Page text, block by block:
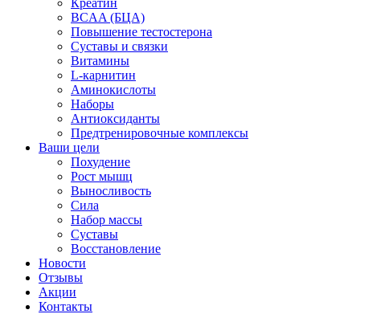
Креатин
BCAA (БЦА)
Повышение тестостерона
Суставы и связки
Витамины
L-карнитин
Аминокислоты
Наборы
Антиоксиданты
Предтренировочные комплексы
Ваши цели
Похудение
Рост мышц
Выносливость
Сила
Набор массы
Суставы
Восстановление
Новости
Отзывы
Акции
Контакты